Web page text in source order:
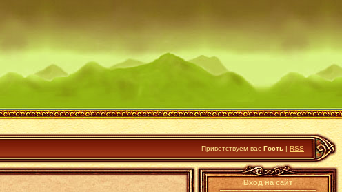
Приветствуем вас Гость | RSS
Вход на сайт